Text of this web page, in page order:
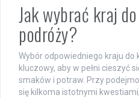
Jak wybrać kraj
podróży?
Wybór odpowiedniego kraju do
kluczowy, aby w pełni cieszyć
smaków i potraw. Przy
się kilkoma istotnymi